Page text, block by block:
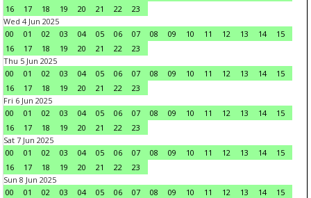
16
17 18 19 20 21 22
23
Wed 4 Jun 2025
00
01 02 03 04 05 06 07 08 09 10 11 12 13 14
15
16
17 18 19 20 21 22
23
Thu 5 Jun 2025
00
01 02 03 04 05 06 07 08 09 10 11 12 13 14
15
16
17 18 19 20 21 22
23
Fri 6 Jun 2025
00
01 02 03 04 05 06 07 08 09 10 11 12 13 14
15
16
17 18 19 20 21 22
23
Sat 7 Jun 2025
00
01 02 03 04 05 06 07 08 09 10 11 12 13 14
15
16
17 18 19 20 21 22
23
Sun 8 Jun 2025
00
01 02 03 04 05 06 07 08 09 10 11 12 13 14
15